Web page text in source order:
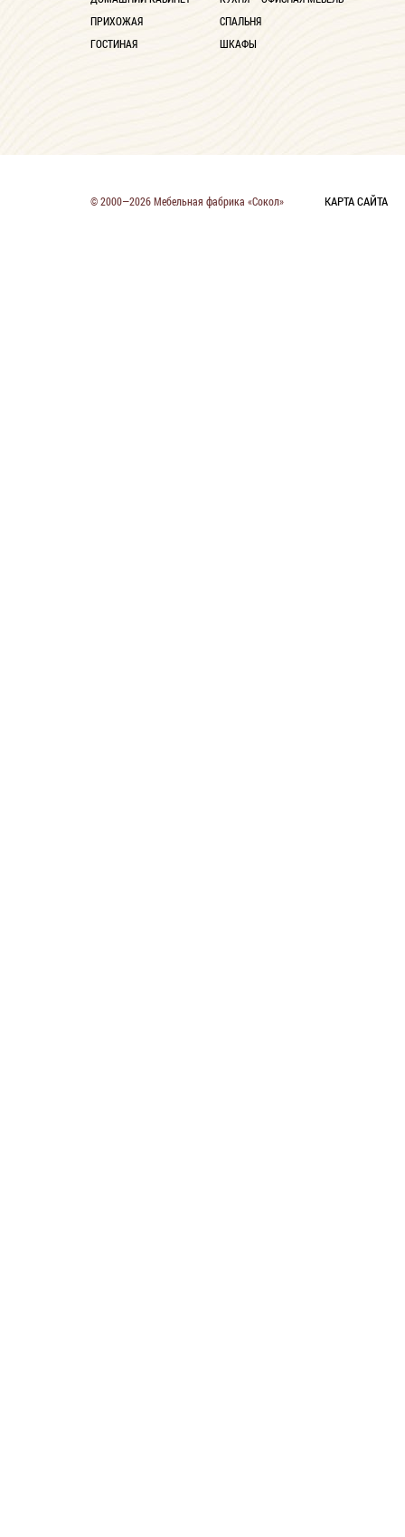
ПРИХОЖАЯ
ГОСТИНАЯ
СПАЛЬНЯ
ШКАФЫ
© 2000—2026 Мебельная фабрика «Сокол» КАРТА САЙТА